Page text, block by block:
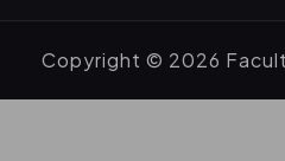
Copyright © 2026